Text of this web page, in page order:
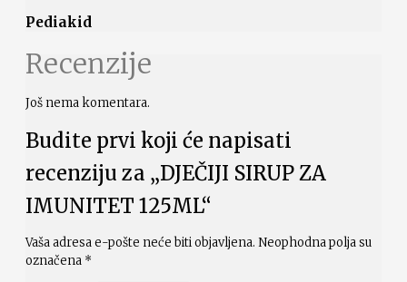
Pediakid
Recenzije
Još nema komentara.
Budite prvi koji će napisati
recenziju za „DJEČIJI SIRUP ZA
IMUNITET 125ML“
Vaša adresa e-pošte neće biti objavljena. Neophodna polja su
označena *